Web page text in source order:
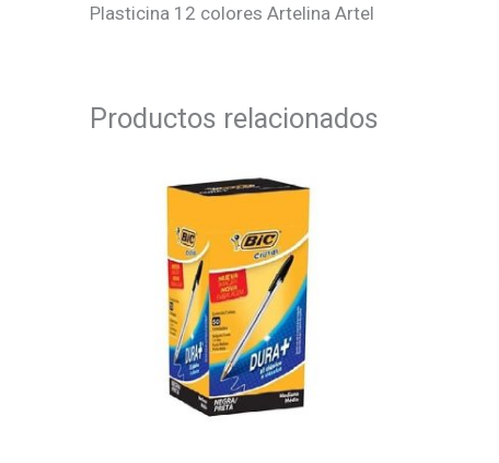
Plasticina 12 colores Artelina Artel
Productos relacionados